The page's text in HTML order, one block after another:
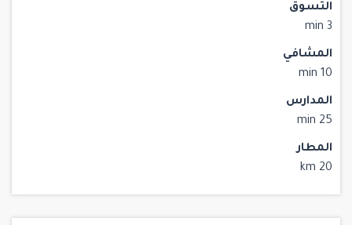
التسوق
3 min
المشافي
10 min
المدارس
25 min
المطار
20 km